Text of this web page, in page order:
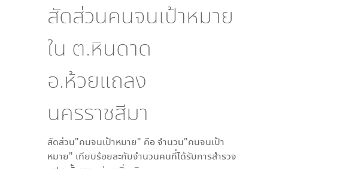
สัดส่วนคนจนเป้าหมาย
ใน ต.หินดาด
อ.ห้วยแถลง
นครราชสีมา
สัดส่วน"คนจนเป้าหมาย" คือ จำนวน"คนจนเป้า
หมาย" เทียบร้อยละกับจำนวนคนที่ได้รับการสำรวจ